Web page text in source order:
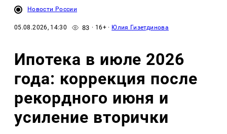
Новости России
05.08.2026, 14:30 83 · 16+ · Юлия Гизетдинова
Ипотека в июле 2026
года: коррекция после
рекордного июня и
усиление вторички